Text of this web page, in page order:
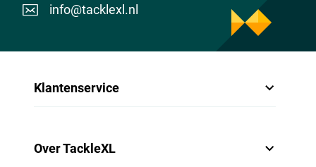
info@tacklexl.nl
Klantenservice
Over TackleXL